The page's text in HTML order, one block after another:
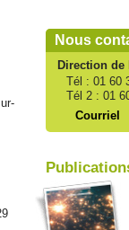
Nous
Direction
Tél : 01 60
Tél 2 : 01
Courriel